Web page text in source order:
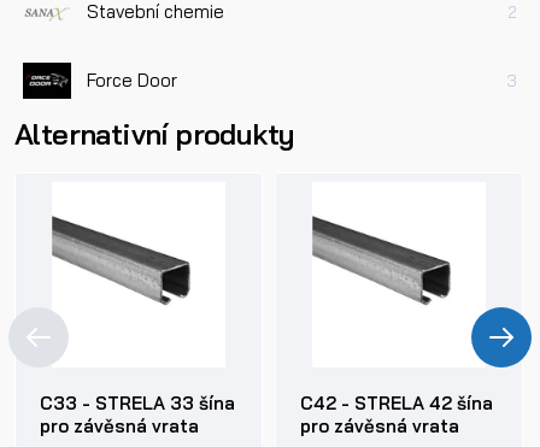
Stavební chemie 2
Force Door 3
Alternativní produkty
C33 - STRELA 33 šína
pro závěsná vrata
C42 - STRELA 42 šína
pro závěsná vrata